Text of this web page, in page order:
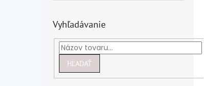
Vyhľadávanie
HĽADAŤ